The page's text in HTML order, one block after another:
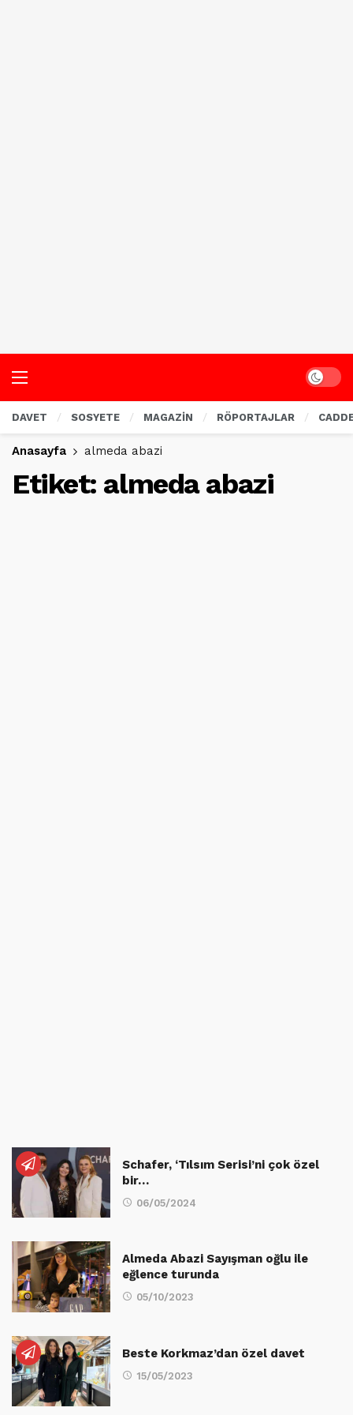
Dark
DAVET SOSYETE MAGAZİN RÖPORTAJLAR
Anasayfa almeda abazi
Etiket: almeda abazi
Schafer, ‘Tılsım Serisi’ni çok özel
bir…
06/05/2024
Almeda Abazi Sayışman oğlu ile
eğlence turunda
05/10/2023
Beste Korkmaz’dan özel davet
15/05/2023